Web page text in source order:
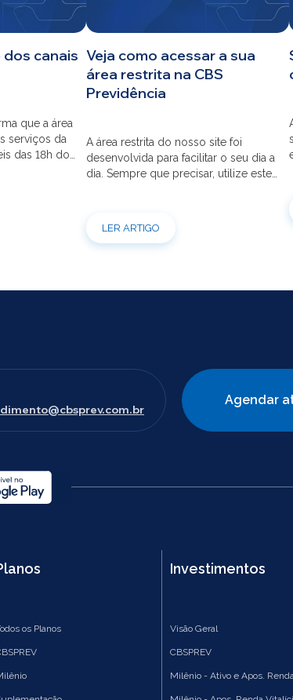
canais
que a área
serviços da
das 18h do
Veja como acessar a sua
área restrita na CBS
Previdência
A área restrita do nosso site foi
desenvolvida para facilitar o seu dia a
dia. Sempre que precisar, utilize este
acesso, confira o passo a passo.
LER ARTIGO
Agendar
os Planos
Investimentos
Visão Geral
CBSPREV
Milênio - Ativo e Apos.